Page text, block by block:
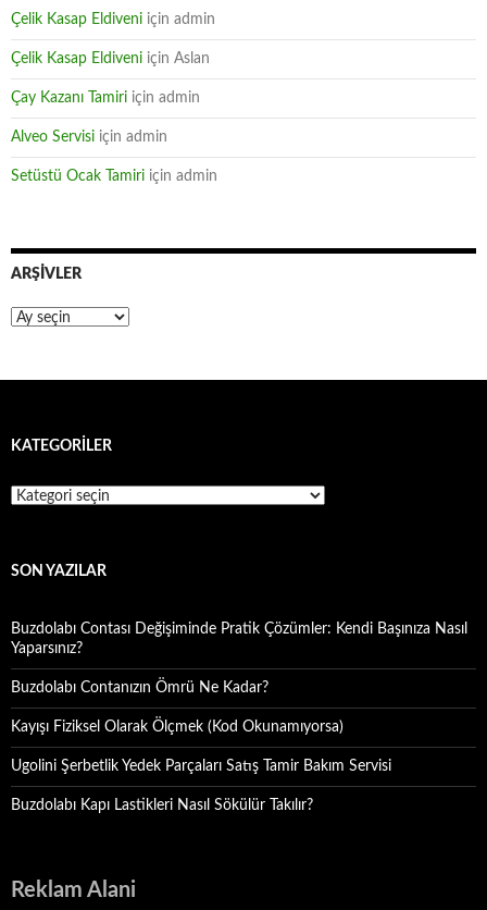
Çelik Kasap Eldiveni için admin
Çelik Kasap Eldiveni için Aslan
Çay Kazanı Tamiri için admin
Alveo Servisi için admin
Setüstü Ocak Tamiri için admin
ARŞIVLER
Arşivler
KATEGORILER
Kategoriler
SON YAZILAR
Buzdolabı Contası Değişiminde Pratik Çözümler: Kendi Başınıza Nasıl
Yaparsınız?
Buzdolabı Contanızın Ömrü Ne Kadar?
Kayışı Fiziksel Olarak Ölçmek (Kod Okunamıyorsa)
Ugolini Şerbetlik Yedek Parçaları Satış Tamir Bakım Servisi
Buzdolabı Kapı Lastikleri Nasıl Sökülür Takılır?
Reklam Alani